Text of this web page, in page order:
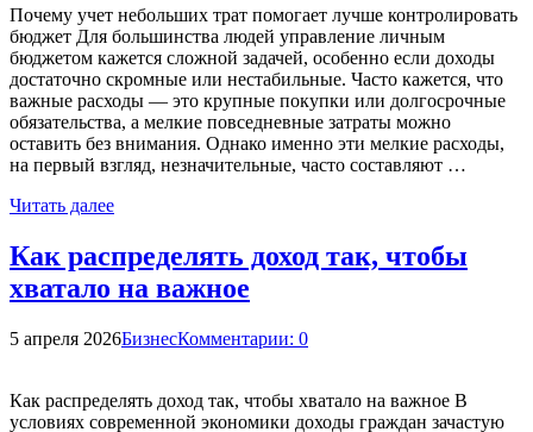
Почему учет небольших трат помогает лучше контролировать
бюджет Для большинства людей управление личным
бюджетом кажется сложной задачей, особенно если доходы
достаточно скромные или нестабильные. Часто кажется, что
важные расходы — это крупные покупки или долгосрочные
обязательства, а мелкие повседневные затраты можно
оставить без внимания. Однако именно эти мелкие расходы,
на первый взгляд, незначительные, часто составляют …
Читать далее
Как распределять доход так, чтобы
хватало на важное
5 апреля 2026БизнесКомментарии: 0
Как распределять доход так, чтобы хватало на важное В
условиях современной экономики доходы граждан зачастую